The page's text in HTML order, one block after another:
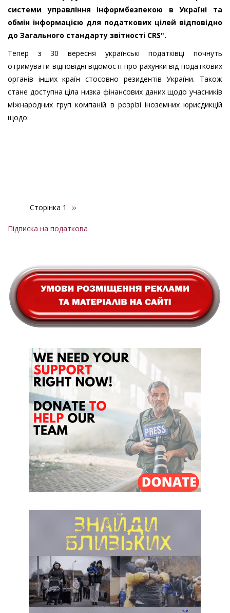
системи управління інформбезпекою в Україні та
обмін інформацією для податкових цілей відповідно
до Загального стандарту звітності CRS".
Тепер з 30 вересня українські податківці почнуть
отримувати відповідні відомості про рахунки від податкових
органів інших країн стосовно резидентів України. Також
стане доступна ціла низка фінансових даних щодо учасників
міжнародних груп компаній в розрізі іноземних юрисдикцій
щодо:
Розбивка
сторінки
Сторінка 1
Наступна
››
Підписка на податкова